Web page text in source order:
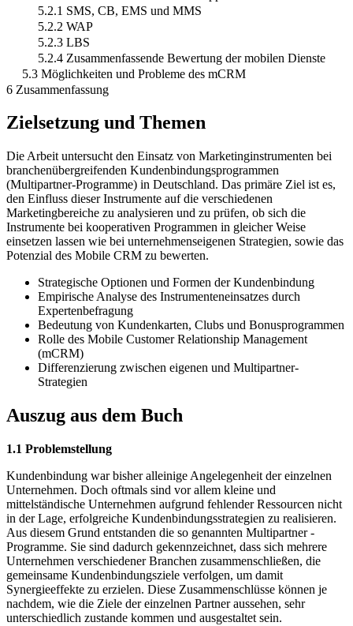
5.2.1 SMS, CB, EMS und MMS
5.2.2 WAP
5.2.3 LBS
5.2.4 Zusammenfassende Bewertung der mobilen Dienste
5.3 Möglichkeiten und Probleme des mCRM
6 Zusammenfassung
Zielsetzung und Themen
Die Arbeit untersucht den Einsatz von Marketinginstrumenten bei
branchenübergreifenden Kundenbindungsprogrammen
(Multipartner-Programme) in Deutschland. Das primäre Ziel ist es,
den Einfluss dieser Instrumente auf die verschiedenen
Marketingbereiche zu analysieren und zu prüfen, ob sich die
Instrumente bei kooperativen Programmen in gleicher Weise
einsetzen lassen wie bei unternehmenseigenen Strategien, sowie das
Potenzial des Mobile CRM zu bewerten.
Strategische Optionen und Formen der Kundenbindung
Empirische Analyse des Instrumenteneinsatzes durch
Expertenbefragung
Bedeutung von Kundenkarten, Clubs und Bonusprogrammen
Rolle des Mobile Customer Relationship Management
(mCRM)
Differenzierung zwischen eigenen und Multipartner-
Strategien
Auszug aus dem Buch
1.1 Problemstellung
Kundenbindung war bisher alleinige Angelegenheit der einzelnen
Unternehmen. Doch oftmals sind vor allem kleine und
mittelständische Unternehmen aufgrund fehlender Ressourcen nicht
in der Lage, erfolgreiche Kundenbindungsstrategien zu realisieren.
Aus diesem Grund entstanden die so genannten Multipartner -
Programme. Sie sind dadurch gekennzeichnet, dass sich mehrere
Unternehmen verschiedener Branchen zusammenschließen, die
gemeinsame Kundenbindungsziele verfolgen, um damit
Synergieeffekte zu erzielen. Diese Zusammenschlüsse können je
nachdem, wie die Ziele der einzelnen Partner aussehen, sehr
unterschiedlich zustande kommen und ausgestaltet sein.